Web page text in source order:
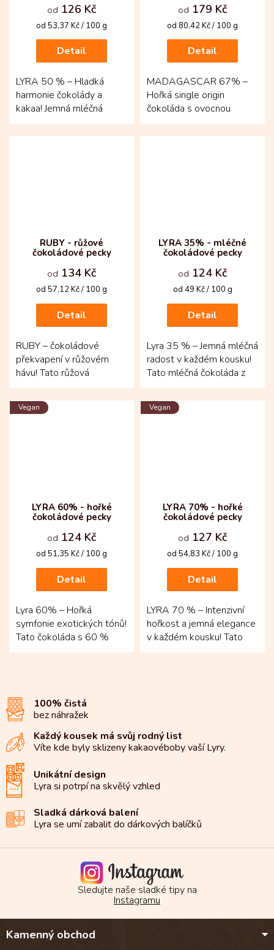
od 126 Kč
Měrná
od 53,37 Kč / 100 g
Detail
LYRA 50 % – Hladká
harmonie čokolády a
kakaa! Jemná mléčná
čokoláda z kolumbijských
bobů přináší vyváženou
od 179 Kč
Měrná
od 80,42 Kč / 100 g
Detail
MADAGASCAR 67% –
Hořká single origin
čokoláda s ovocnou
jiskrou! Tato 67,4% hořká
čokoláda z Madagaskaru
RUBY - růžové
čokoládové pecky
od 134 Kč
Měrná
od 57,12 Kč / 100 g
Detail
RUBY – čokoládové
překvapení v růžovém
hávu! Tato růžová
čokoláda z kakaových
bobů RUBY pochází z
Ekvádoru, Brazílie...
LYRA 35% - mléčné
čokoládové pecky
od 124 Kč
Měrná
od 49 Kč / 100 g
Detail
Lyra 35 % – Jemná mléčná
radost v každém kousku!
Tato mléčná čokoláda z
Kolumbie nabízí
vyváženou, hladkou chuť,...
Vegan
LYRA 60% - hořké
čokoládové pecky
od 124 Kč
Měrná
od 51,35 Kč / 100 g
Detail
Lyra 60% – Hořká
symfonie exotických tónů!
Tato čokoláda s 60 %
obsahem kakaa z
Vegan
LYRA 70% - hořké
čokoládové pecky
od 127 Kč
Měrná
od 54,83 Kč / 100 g
Detail
LYRA 70 % – Intenzivní
hořkost a jemná elegance
v každém kousku! Tato
hořká čokoláda Fino de
100% čistá
bez náhražek
Každý kousek má svůj rodný list
Víte kde byly sklizeny kakaovéboby vaší Lyry.
Unikátní design
Lyra si potrpí na skvělý vzhled
Sladká dárková balení
Lyra se umí zabalit do dárkových balíčků
Sledujte naše sladké tipy na
Instagramu
Z
Kamenný obchod